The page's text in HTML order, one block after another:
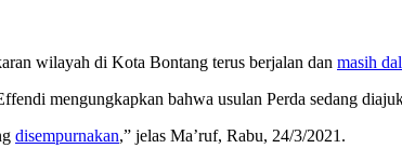
wilayah di Kota Bontang terus berjalan dan masih
mengungkapkan bahwa usulan Perda sedang
disempurnakan,” jelas Ma’ruf, Rabu, 24/3/2021.